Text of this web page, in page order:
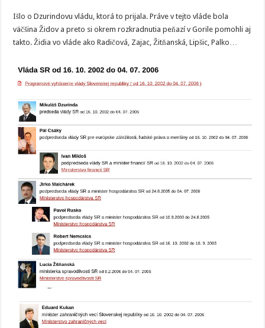
Išlo o Dzurindovu vládu, ktorá to prijala. Práve v tejto vláde bola
väčšina Židov a preto si okrem rozkradnutia peňazí v Gorile pomohli aj
takto. Židia vo vláde ako Radičová, Zajac, Žitňanská, Lipšic, Palko…